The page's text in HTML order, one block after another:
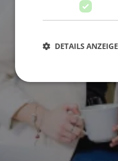
DETAILS